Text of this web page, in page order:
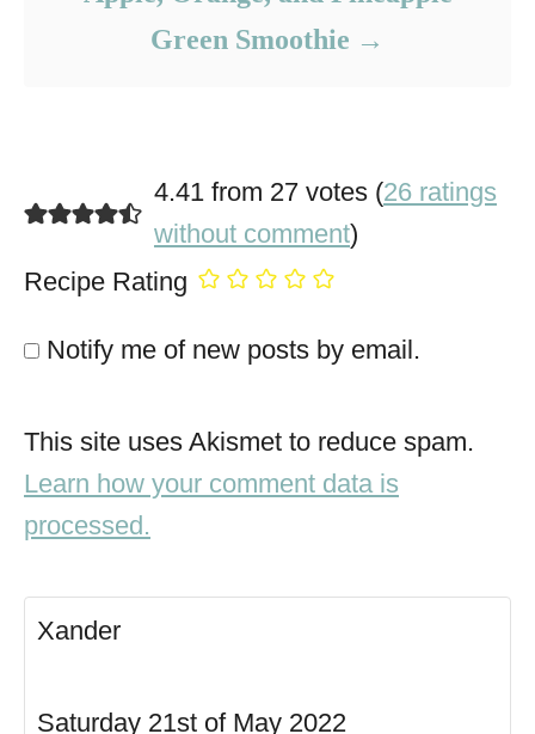
Green Smoothie
4.41 from 27 votes (26 ratings
without comment)
Recipe Rating
Notify me of new posts by email.
This site uses Akismet to reduce spam.
Learn how your comment data is
processed.
Xander
Saturday 21st of May 2022